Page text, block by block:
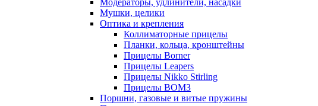
Мушки, целики
Оптика и крепления
Коллиматорные прицелы
Планки, кольца, кронштейны
Прицелы Borner
Прицелы Leapers
Прицелы Nikko Stirling
Прицелы ВОМЗ
Поршни, газовые и витые пружины